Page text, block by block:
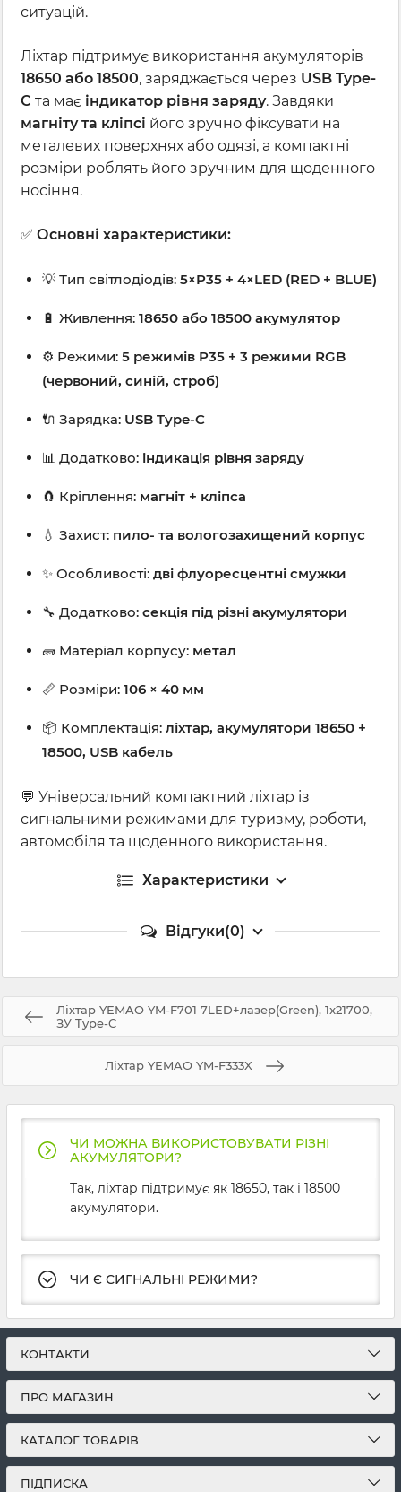
ситуацій.
Ліхтар підтримує використання акумуляторів
18650 або 18500, заряджається через USB Type-
C та має індикатор рівня заряду. Завдяки
магніту та кліпсі його зручно фіксувати на
металевих поверхнях або одязі, а компактні
розміри роблять його зручним для щоденного
носіння.
✅ Основні характеристики:
💡 Тип світлодіодів: 5×P35 + 4×LED (RED + BLUE)
🔋 Живлення: 18650 або 18500 акумулятор
⚙️ Режими: 5 режимів P35 + 3 режими RGB
(червоний, синій, строб)
🔌 Зарядка: USB Type-C
📊 Додатково: індикація рівня заряду
🧲 Кріплення: магніт + кліпса
💧 Захист: пило- та вологозахищений корпус
✨ Особливості: дві флуоресцентні смужки
🔧 Додатково: секція під різні акумулятори
🧱 Матеріал корпусу: метал
📏 Розміри: 106 × 40 мм
📦 Комплектація: ліхтар, акумулятори 18650 +
18500, USB кабель
💬 Універсальний компактний ліхтар із
сигнальними режимами для туризму, роботи,
автомобіля та щоденного використання.
Характеристики
Відгуки(0)
Ліхтар YEMAO YM-F701 7LED+лазер(Green), 1x21700,
ЗУ Type-C
Ліхтар YEMAO YM-F333X
ЧИ МОЖНА ВИКОРИСТОВУВАТИ РІЗНІ
АКУМУЛЯТОРИ?
Так, ліхтар підтримує як 18650, так і 18500
акумулятори.
ЧИ Є СИГНАЛЬНІ РЕЖИМИ?
КОНТАКТИ
ПРО МАГАЗИН
КАТАЛОГ ТОВАРІВ
ПІДПИСКА